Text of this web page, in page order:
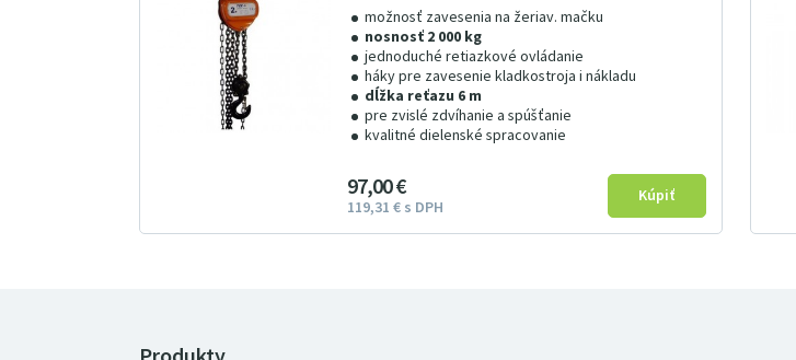
možnosť zavesenia na žeriav. mačku
nosnosť 2 000 kg
jednoduché retiazkové ovládanie
háky pre zavesenie kladkostroja i nákladu
dĺžka reťazu 6 m
pre zvislé zdvíhanie a spúšťanie
kvalitné dielenské spracovanie
97 00€
119 31 € s DPH